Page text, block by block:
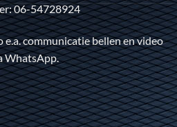
06-54728924
communicatie bellen en video
WhatsApp.